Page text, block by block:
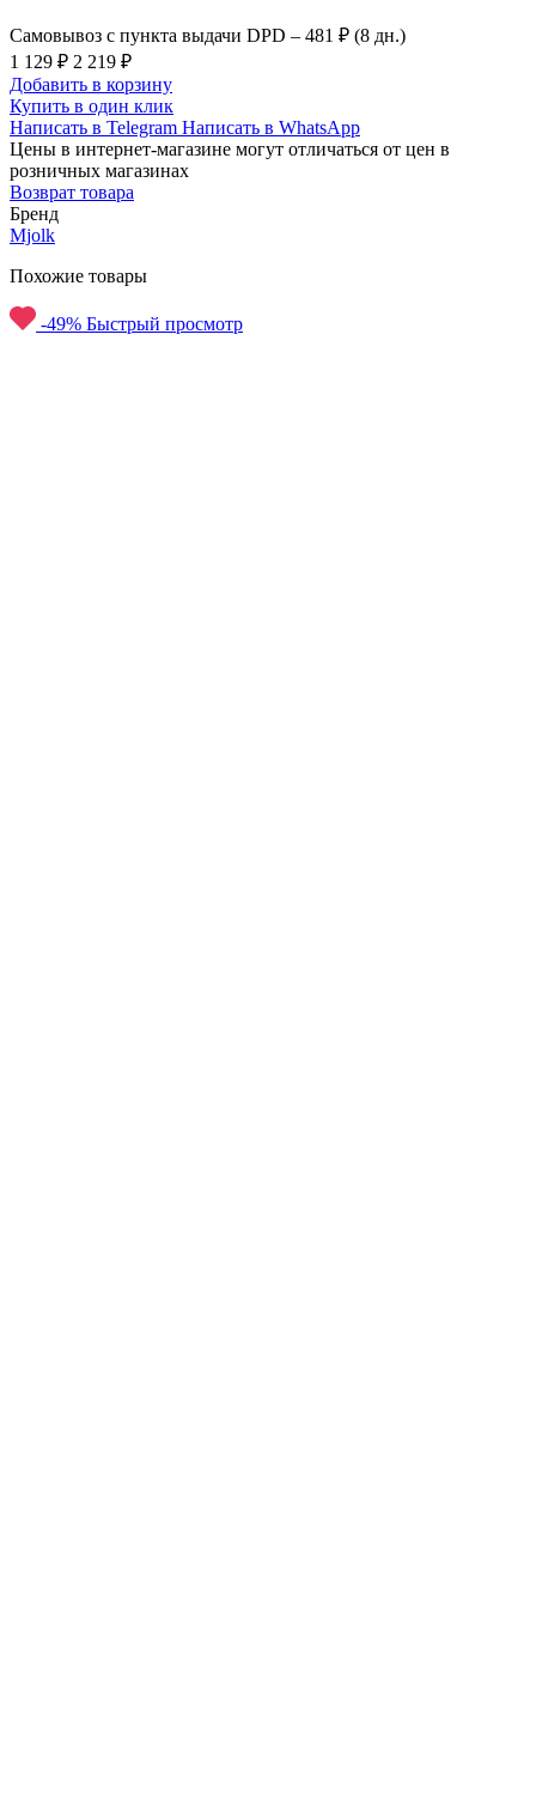
Самовывоз с пункта выдачи DPD – 481 ₽ (8 дн.)
1 129 ₽ 2 219 ₽
Добавить в корзину
Купить в один клик
Написать в Telegram Написать в WhatsApp
Цены в интернет-магазине могут отличаться от цен в
розничных магазинах
Возврат товара
Бренд
Mjolk
Похожие товары
-49% Быстрый просмотр